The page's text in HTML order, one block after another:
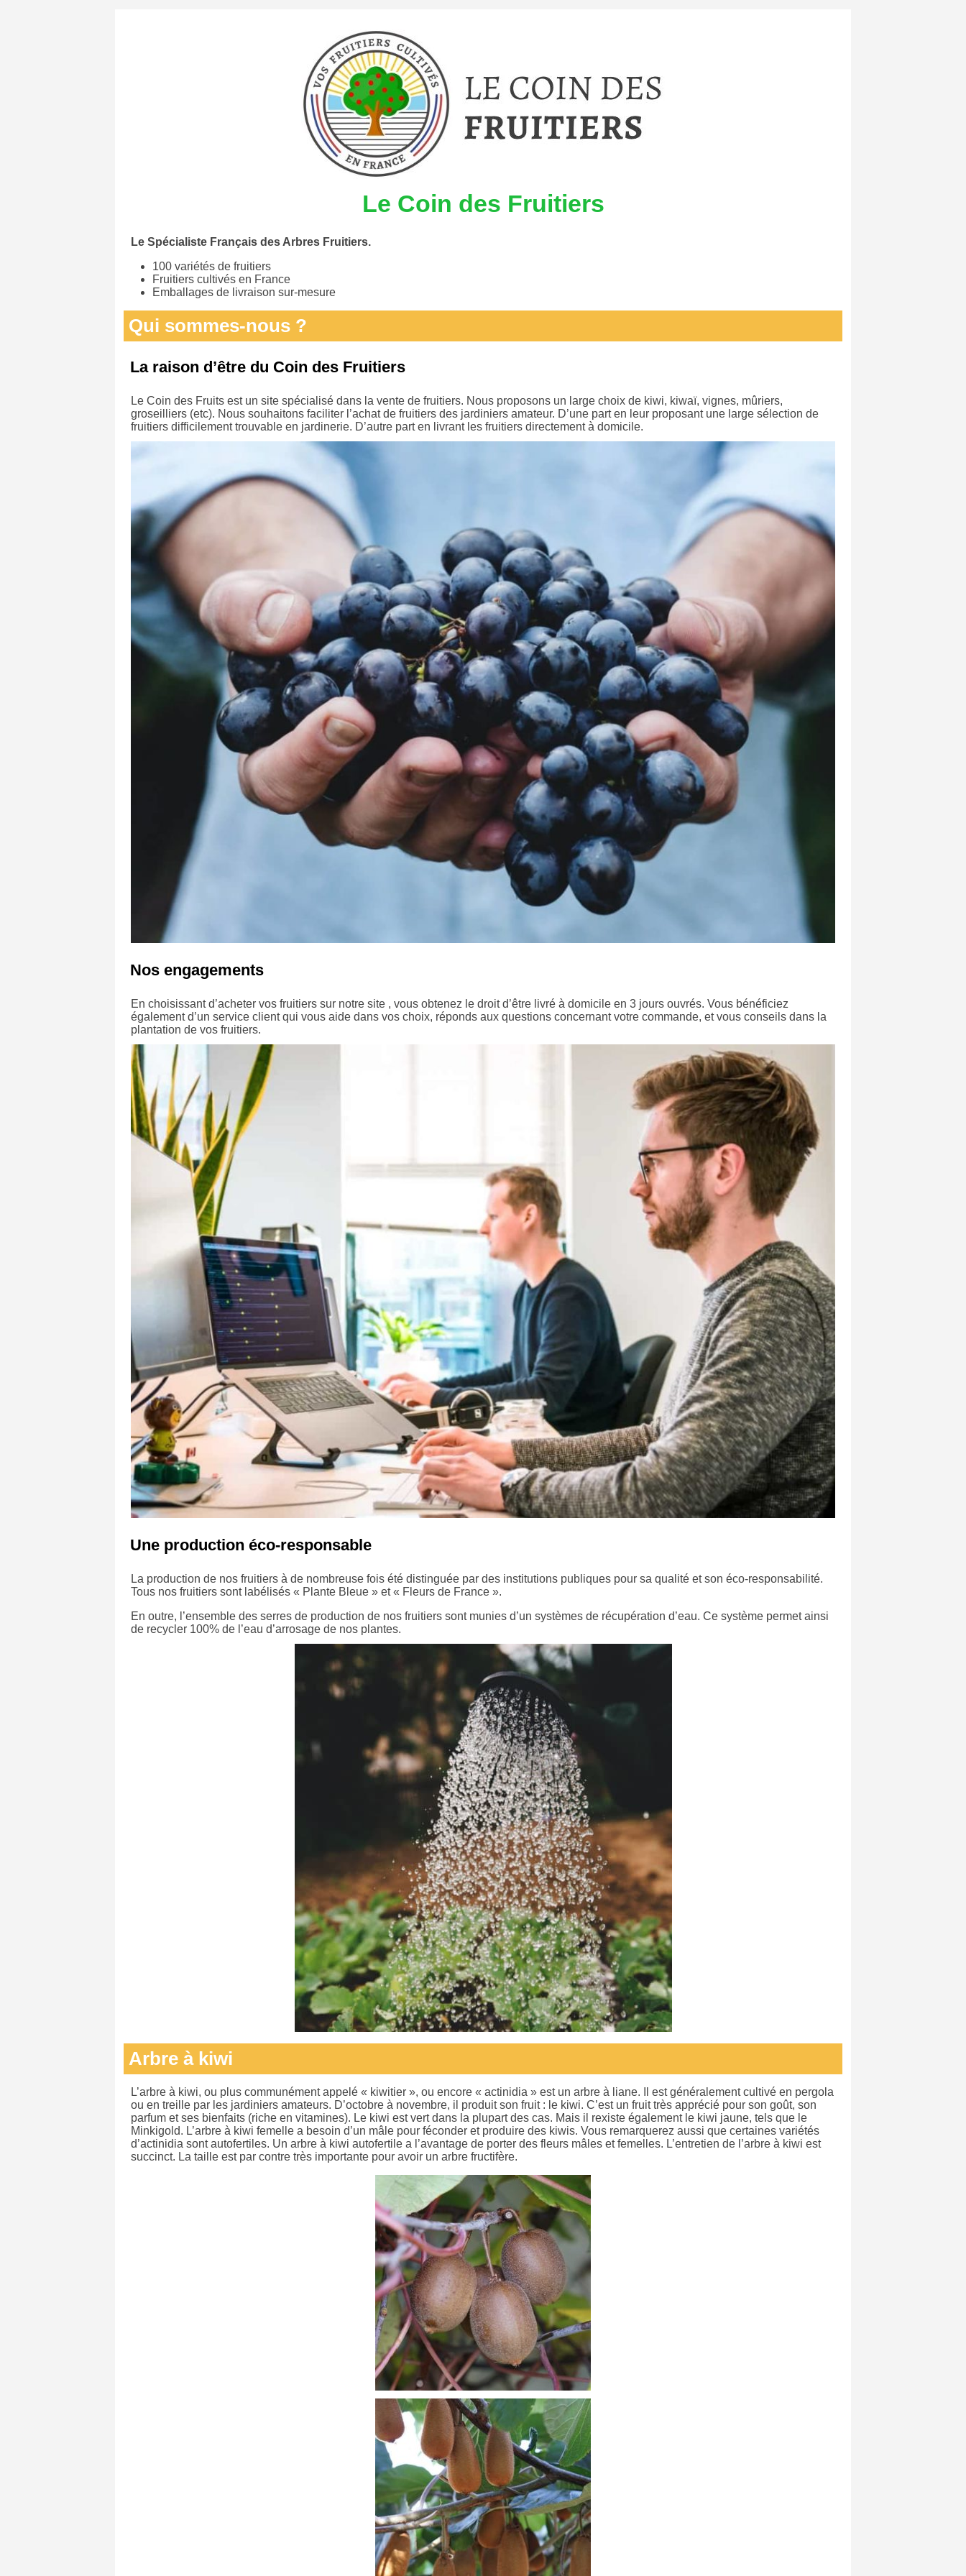
Le Coin des Fruitiers
Le Spécialiste Français des Arbres Fruitiers.
100 variétés de fruitiers
Fruitiers cultivés en France
Emballages de livraison sur-mesure
Qui sommes-nous ?
La raison d’être du Coin des Fruitiers
Le Coin des Fruits est un site spécialisé dans la vente de fruitiers. Nous proposons un large choix de kiwi, kiwaï, vignes, mûriers,
groseilliers (etc). Nous souhaitons faciliter l’achat de fruitiers des jardiniers amateur. D’une part en leur proposant une large sélection de
fruitiers difficilement trouvable en jardinerie. D’autre part en livrant les fruitiers directement à domicile.
Nos engagements
En choisissant d’acheter vos fruitiers sur notre site , vous obtenez le droit d’être livré à domicile en 3 jours ouvrés. Vous bénéficiez
également d’un service client qui vous aide dans vos choix, réponds aux questions concernant votre commande, et vous conseils dans la
plantation de vos fruitiers.
Une production éco-responsable
La production de nos fruitiers à de nombreuse fois été distinguée par des institutions publiques pour sa qualité et son éco-responsabilité.
Tous nos fruitiers sont labélisés « Plante Bleue » et « Fleurs de France ».
En outre, l’ensemble des serres de production de nos fruitiers sont munies d’un systèmes de récupération d’eau. Ce système permet ainsi
de recycler 100% de l’eau d’arrosage de nos plantes.
Arbre à kiwi
L’arbre à kiwi, ou plus communément appelé « kiwitier », ou encore « actinidia » est un arbre à liane. Il est généralement cultivé en pergola
ou en treille par les jardiniers amateurs. D’octobre à novembre, il produit son fruit : le kiwi. C’est un fruit très apprécié pour son goût, son
parfum et ses bienfaits (riche en vitamines). Le kiwi est vert dans la plupart des cas. Mais il rexiste également le kiwi jaune, tels que le
Minkigold. L’arbre à kiwi femelle a besoin d’un mâle pour féconder et produire des kiwis. Vous remarquerez aussi que certaines variétés
d’actinidia sont autofertiles. Un arbre à kiwi autofertile a l’avantage de porter des fleurs mâles et femelles. L’entretien de l’arbre à kiwi est
succinct. La taille est par contre très importante pour avoir un arbre fructifère.